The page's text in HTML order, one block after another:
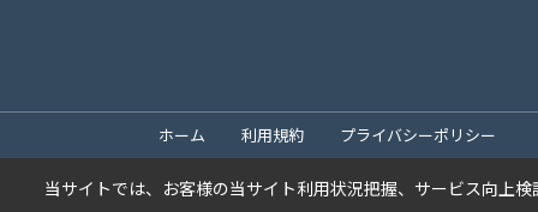
ホーム 利用規約 プライバシーポリシー
当サイトでは、お客様の当サイト利用状況把握、サービス向上